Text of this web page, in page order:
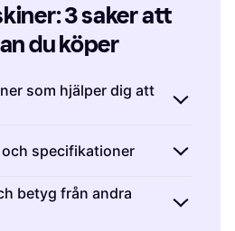
3 saker att
du köper
som hjälper dig att
typ som passar bäst
och
Om du letar efter en
specifikationer
vilken typ av
intresserad av, är det
betyg från andra